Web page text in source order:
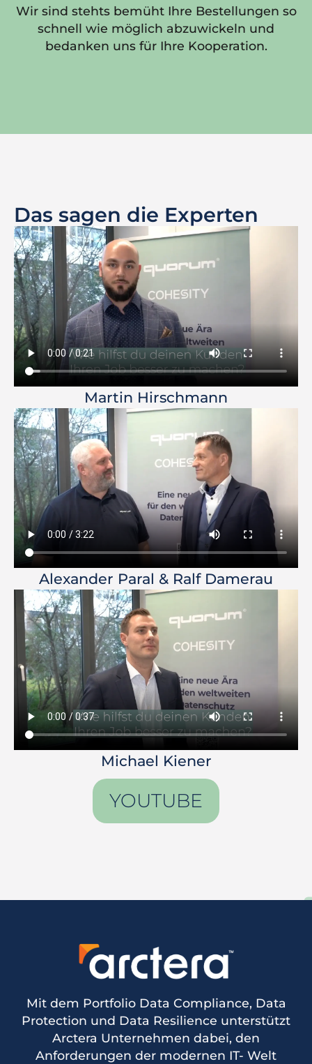
Wir sind stehts bemüht Ihre Bestellungen so
schnell wie möglich abzuwickeln und
bedanken uns für Ihre Kooperation.
Das sagen die Experten
Martin Hirschmann
Alexander Paral & Ralf Damerau
Michael Kiener
YOUTUBE
Mit dem Portfolio Data Compliance, Data
Protection und Data Resilience unterstützt
Arctera Unternehmen dabei, den
Anforderungen der modernen IT- Welt